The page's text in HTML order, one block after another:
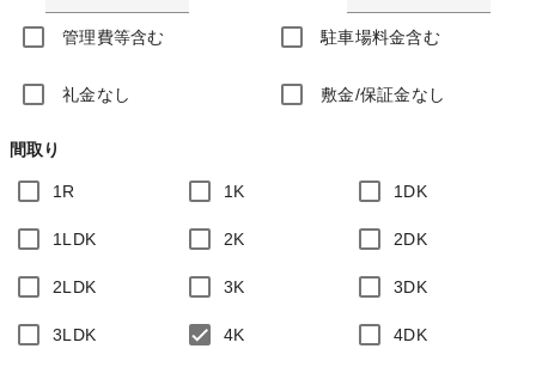
管理費等含む 駐車場料金含む
礼金なし 敷金/保証金なし
間取り
1R 1K 1DK
1LDK 2K 2DK
2LDK 3K 3DK
3LDK 4K 4DK